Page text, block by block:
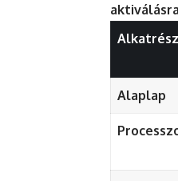
Alkatrész
Alaplap